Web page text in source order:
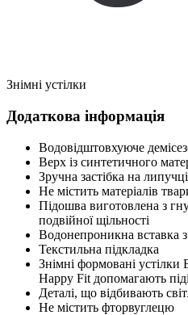
Знімні устілки
Додаткова інформація
Водовідштовхуюче
Верх із синтетичного
Зручна застібка на
Не містить матеріалів
Підошва виготовлена з
подвійної щільності
Водонепроникна вставка
Текстильна підкладка
Знімні формовані
Happy Fit допомагають
Деталі, що відбивають
Не містить фторвуглецю